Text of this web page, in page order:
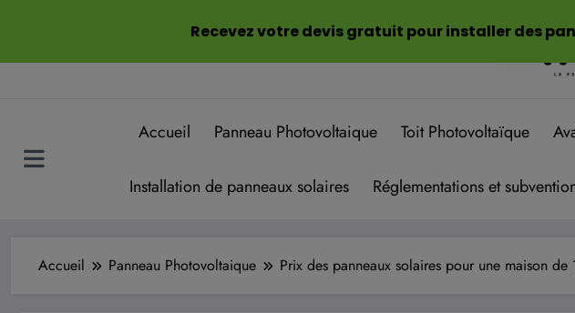
Accueil Panneau Photovoltaique Toit Photovoltaïque
Installation de panneaux solaires Réglementations et
Accueil Panneau Photovoltaique Prix des panneaux solaires pour une maison
Recevez votre devis gratuit pour installer des